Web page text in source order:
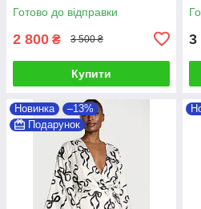
Готово до відправки
2 800 ₴ 3 500 ₴
Купити
3
Новинка
–13%
Подарунок